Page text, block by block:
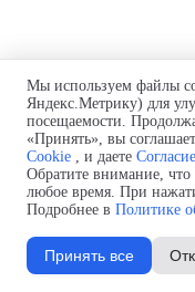
Мы используем файлы
Яндекс.Метрику) для
посещаемости.
«Принять», вы
Cookie , и даете
Обратите внимание, что
любое время. При
Подробнее в Политике
Принять все